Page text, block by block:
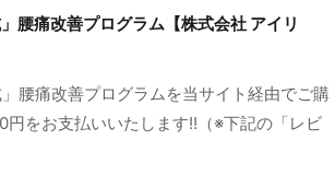
腰痛改善プログラム【株式会社 アイリ
腰痛改善プログラムを当サイト経由でご購
をお支払いいたします!!（※下記の「レビ